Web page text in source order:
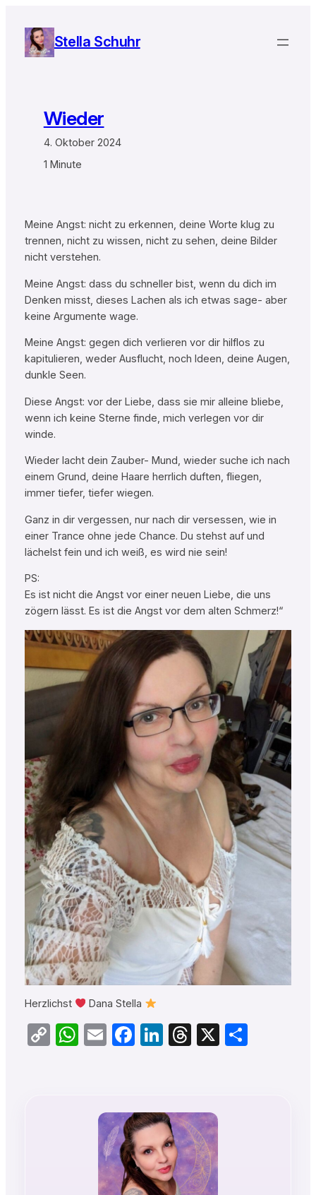
Inhalt
springen
Stella Schuhr
Wieder
4. Oktober 2024
1 Minute
Meine Angst: nicht zu erkennen, deine Worte klug zu
trennen, nicht zu wissen, nicht zu sehen, deine Bilder
nicht verstehen.
Meine Angst: dass du schneller bist, wenn du dich im
Denken misst, dieses Lachen als ich etwas sage- aber
keine Argumente wage.
Meine Angst: gegen dich verlieren vor dir hilflos zu
kapitulieren, weder Ausflucht, noch Ideen, deine Augen,
dunkle Seen.
Diese Angst: vor der Liebe, dass sie mir alleine bliebe,
wenn ich keine Sterne finde, mich verlegen vor dir
winde.
Wieder lacht dein Zauber- Mund, wieder suche ich nach
einem Grund, deine Haare herrlich duften, fliegen,
immer tiefer, tiefer wiegen.
Ganz in dir vergessen, nur nach dir versessen, wie in
einer Trance ohne jede Chance. Du stehst auf und
lächelst fein und ich weiß, es wird nie sein!
PS:
Es ist nicht die Angst vor einer neuen Liebe, die uns
zögern lässt. Es ist die Angst vor dem alten Schmerz!“
Herzlichst Dana Stella
CopyWhatsApp
EmailFacebook
LinkedIn
Threads
X Teilen